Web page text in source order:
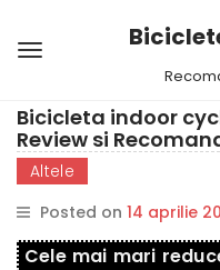
Bicicleta indoor
Review si
Altele
Posted on 14 aprilie
Cele mai mari